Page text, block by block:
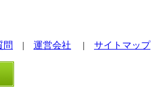
問 | 運営会社 | サイトマップ